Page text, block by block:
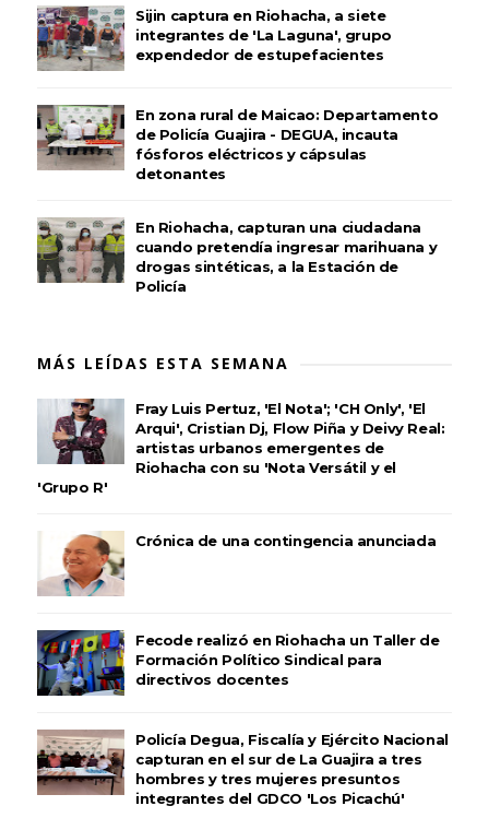
Sijin captura en Riohacha, a siete
integrantes de 'La Laguna', grupo
expendedor de estupefacientes
En zona rural de Maicao: Departamento
de Policía Guajira - DEGUA, incauta
fósforos eléctricos y cápsulas
detonantes
En Riohacha, capturan una ciudadana
cuando pretendía ingresar marihuana y
drogas sintéticas, a la Estación de
Policía
MÁS LEÍDAS ESTA SEMANA
Fray Luis Pertuz, 'El Nota'; 'CH Only', 'El
Arqui', Cristian Dj, Flow Piña y Deivy Real:
artistas urbanos emergentes de
Riohacha con su 'Nota Versátil y el
'Grupo R'
Crónica de una contingencia anunciada
Fecode realizó en Riohacha un Taller de
Formación Político Sindical para
directivos docentes
Policía Degua, Fiscalía y Ejército Nacional
capturan en el sur de La Guajira a tres
hombres y tres mujeres presuntos
integrantes del GDCO 'Los Picachú'